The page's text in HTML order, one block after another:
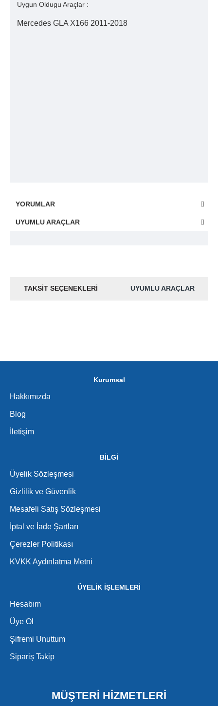
Uygun Oldugu Araçlar :
Mercedes GLA X166 2011-2018
YORUMLAR
UYUMLU ARAÇLAR
TAKSIT SEÇENEKLERI UYUMLU ARAÇLAR
Kurumsal
Hakkımızda
Blog
İletişim
BİLGİ
Üyelik Sözleşmesi
Gizlilik ve Güvenlik
Mesafeli Satış Sözleşmesi
İptal ve İade Şartları
Çerezler Politikası
KVKK Aydınlatma Metni
ÜYELİK İŞLEMLERİ
Hesabım
Üye Ol
Şifremi Unuttum
Sipariş Takip
MÜŞTERİ HİZMETLERİ